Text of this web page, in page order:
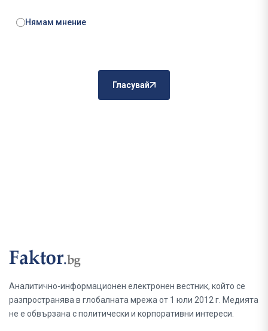
Нямам мнение
Гласувай
Аналитично-информационен електронен вестник, който се
разпространява в глобалната мрежа от 1 юли 2012 г. Медията
не е обвързана с политически и корпоративни интереси.